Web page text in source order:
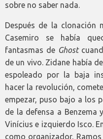
sobre no saber nada.
Después de la clonación
Casemiro se había
fantasmas de Ghost
de un vivo. Zidane había
espoleado por la baja
hacer la revolución,
empezar, puso bajo a los
de la defensa a Benzema
Vinícius e izquierdo Isco.
como organizador,